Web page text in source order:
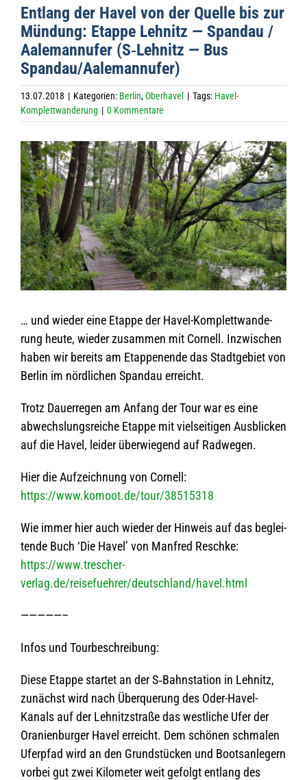
Ent­lang der Havel von der Quelle bis zur
Mün­dung: Etappe Lehnitz — Span­dau /
Aale­mann­ufer (S‑Lehnitz — Bus
Spandau/Aalemannufer)
13.07.2018 | Kategorien: Berlin,Oberhavel | Tags: Havel-
Komplettwanderung | 0 Kommentare
Zeige
grösseres
Bild
… und wie­der eine Etappe der Havel-Kom­plett­wan­de­
rung heute, wie­der zusam­men mit Cor­nell. Inzwi­schen
haben wir bereits am Etap­pen­ende das Stadt­ge­biet von
Ber­lin im nörd­li­chen Span­dau erreicht.
Trotz Dau­er­re­gen am Anfang der Tour war es eine
abwechs­lungs­rei­che Etappe mit viel­sei­ti­gen Aus­bli­cken
auf die Havel, lei­der über­wie­gend auf Radwegen.
Hier die Auf­zeich­nung von Cornell:
https://www.komoot.de/tour/38515318
Wie immer hier auch wie­der der Hin­weis auf das beglei­
tende Buch ‘Die Havel’ von Man­fred Reschke:
https://www.trescher-
verlag.de/reisefuehrer/deutschland/havel.html
—————–
Infos und Tourbeschreibung:
Diese Etappe star­tet an der S‑Bahnstation in Lehnitz,
zunächst wird nach Über­que­rung des Oder-Havel-
Kanals auf der Lehnitz­straße das west­li­che Ufer der
Ora­ni­en­bur­ger Havel erreicht. Dem schö­nen schma­len
Ufer­pfad wird an den Grund­stü­cken und Boots­an­le­gern
vor­bei gut zwei Kilo­me­ter weit gefolgt ent­lang des